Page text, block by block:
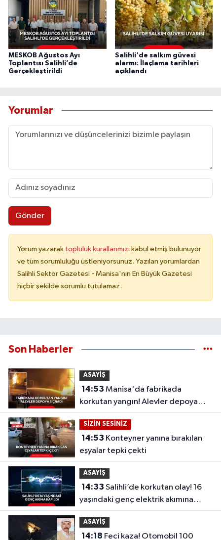
MESKOB Ağustos Ayı
Toplantısı Salihli’de
Gerçekleştirildi
Salihli'de salkım güvesi
alarmı: İlaçlama tarihleri
açıklandı
Yorumlar
Gönder
Yorum yazarak topluluk kurallarımızı kabul etmiş bulunuyor
ve tüm sorumluluğu üstleniyorsunuz. Yazılan yorumlardan
Salihli Sektör Gazetesi - Manisa'nın En Büyük Gazetesi
hiçbir şekilde sorumlu tutulamaz.
Son Haberler
ASAYİŞ
14:53
korkutan yangın! Alevler depoya
sıçradı
SİZİN SESİNİZ
14:53
eşyalar tepki çekti
ASAYİŞ
14:33
yaşındaki genç elektrik akımına
kapıldı
ASAYİŞ
14:18